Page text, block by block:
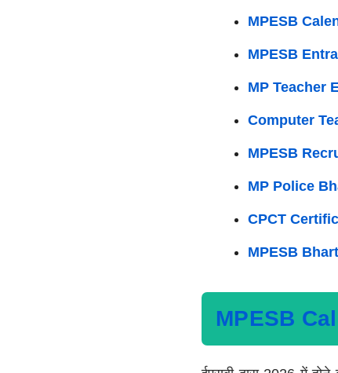
MPESB
MPESB
MP Teacher
Computer
MPESB
MP Police
CPCT
MPESB
MPESB